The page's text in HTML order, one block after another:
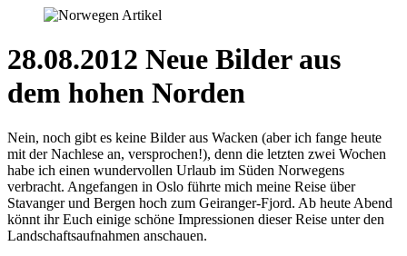
28.08.2012 Neue Bilder aus
dem hohen Norden
Nein, noch gibt es keine Bilder aus Wacken (aber ich fange heute
mit der Nachlese an, versprochen!), denn die letzten zwei Wochen
habe ich einen wundervollen Urlaub im Süden Norwegens
verbracht. Angefangen in Oslo führte mich meine Reise über
Stavanger und Bergen hoch zum Geiranger-Fjord. Ab heute Abend
könnt ihr Euch einige schöne Impressionen dieser Reise unter den
Landschaftsaufnahmen anschauen.